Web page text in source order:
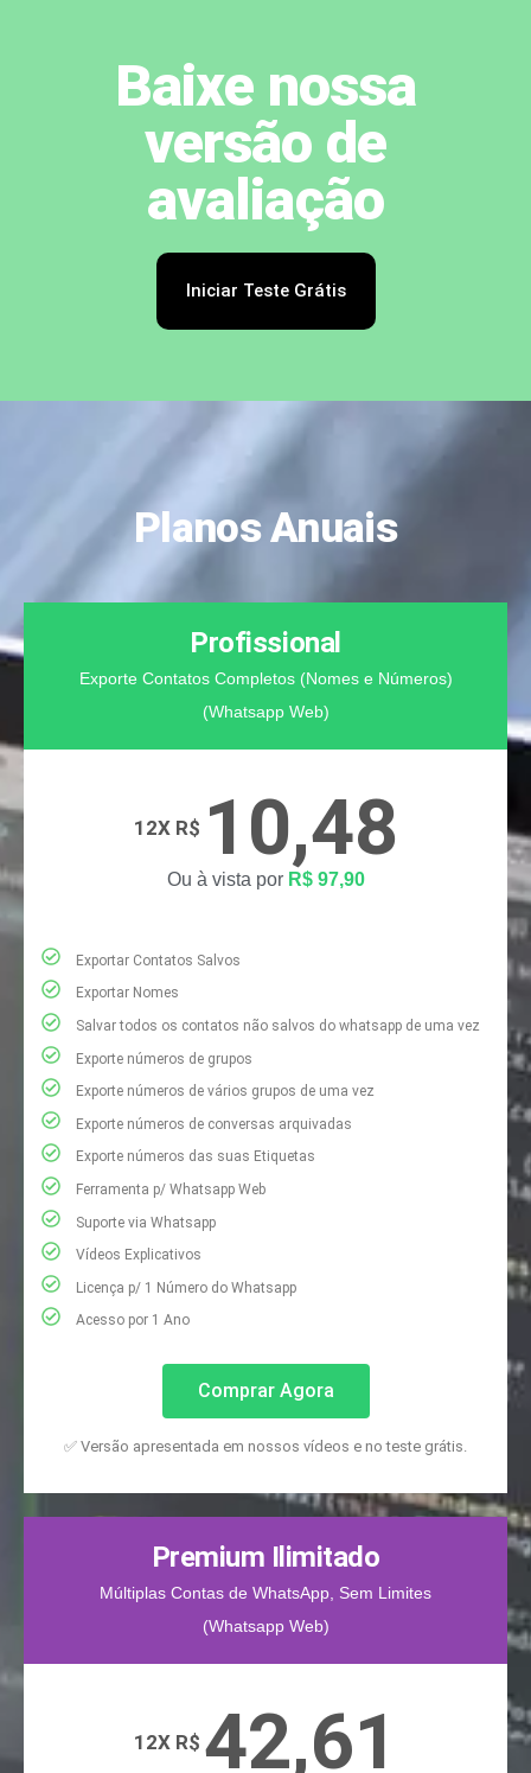
Baixe nossa
versão de
avaliação​
Iniciar Teste Grátis
Planos Anuais
Profissional
Exporte Contatos Completos (Nomes e Números)
(Whatsapp Web)
12X R$ 10,48
Ou à vista por R$ 97,90
Exportar Contatos Salvos​
Exportar Nomes
Salvar todos os contatos não salvos do whatsapp de uma vez
Exporte números de grupos
Exporte números de vários grupos de uma vez
Exporte números de conversas arquivadas
Exporte números das suas Etiquetas
Ferramenta p/ Whatsapp Web
Suporte via Whatsapp
Vídeos Explicativos
Licença p/ 1 Número do Whatsapp
Acesso por 1 Ano
Comprar Agora
✅ Versão apresentada em nossos vídeos e no teste grátis.
Premium Ilimitado
Múltiplas Contas de WhatsApp, Sem Limites
(Whatsapp Web)
12X R$ 42,61